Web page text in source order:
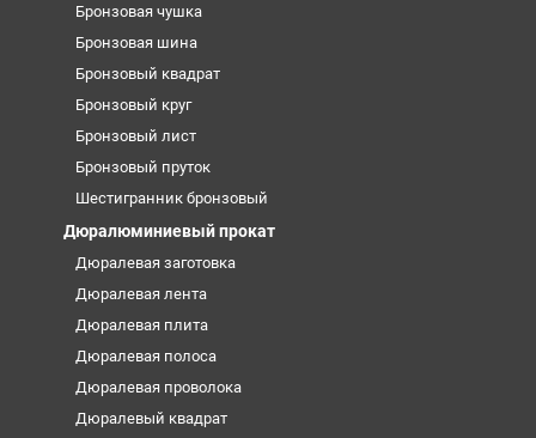
Бронзовая чушка
Бронзовая шина
Бронзовый квадрат
Бронзовый круг
Бронзовый лист
Бронзовый пруток
Шестигранник бронзовый
Дюралюминиевый прокат
Дюралевая заготовка
Дюралевая лента
Дюралевая плита
Дюралевая полоса
Дюралевая проволока
Дюралевый квадрат